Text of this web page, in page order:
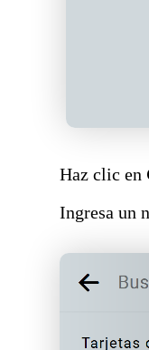
Haz clic en
Ingresa un